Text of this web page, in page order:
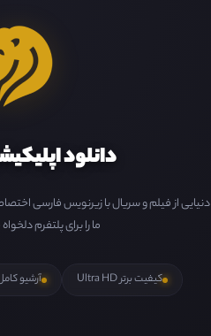
دانلود
دنیایی از فیلم و سریال با زیرنویس فارسی
ما را برای پلتفرم
کیفیت برتر Ultra HD آرشیو